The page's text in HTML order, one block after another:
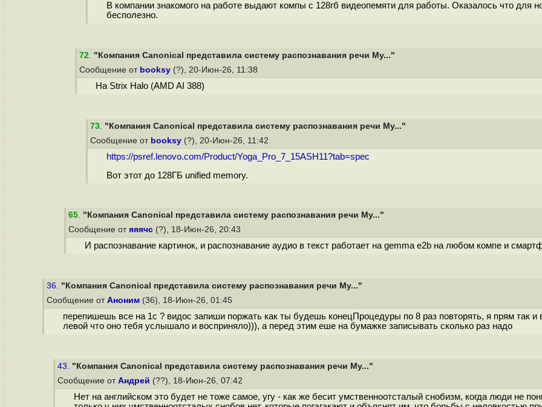
В компании знакомого на работе выдают компы с 128гб видеопемяти для работы. Оказалось что для
бесполезно.
72. "Компания Canonical представила систему распознавания речи My..."
Сообщение от booksy (?), 20-Июн-26, 11:38
На Strix Halo (AMD AI 388)
73. "Компания Canonical представила систему распознавания речи My..."
Сообщение от booksy (?), 20-Июн-26, 11:42
https://psref.lenovo.com/Product/Yoga_Pro_7_15ASH11?tab=spec
Вот этот до 128ГБ unified memory.
65. "Компания Canonical представила систему распознавания речи My..."
Сообщение от яяячс (?), 18-Июн-26, 20:43
И распознавание картинок, и распознавание аудио в текст работает на gemma e2b на любом компе и
36. "Компания Canonical представила систему распознавания речи My..."
Сообщение от Аноним (36), 18-Июн-26, 01:45
перепишешь все на 1с ? видос запиши поржать как ты будешь конецПроцедуры по 8 раз повторять, я прям так и
левой что оно тебя услышало и восприняло))), а перед этим еше на бумажке записывать сколько раз надо
43. "Компания Canonical представила систему распознавания речи My..."
Сообщение от Андрей (??), 18-Июн-26, 07:42
Нет на английском это будет не тоже самое, угу - как же бесит умственноотсталый снобизм, когда люди не